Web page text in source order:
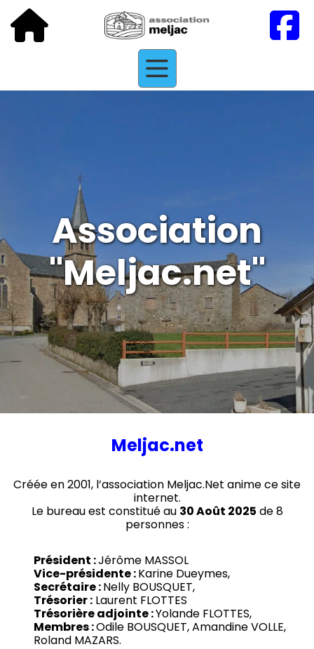
Association
"Meljac.net"
Meljac.net
Créée en 2001, l’association Meljac.Net anime ce site
internet.
Le bureau est constitué au 30 Août 2025 de 8
personnes :
Président :Jérôme MASSOL
Vice-présidente :Karine Dueymes,
Secrétaire :Nelly BOUSQUET,
Trésorier : Laurent FLOTTES
Trésorière adjointe :Yolande FLOTTES,
Membres :Odile BOUSQUET, Amandine VOLLE,
Roland MAZARS.